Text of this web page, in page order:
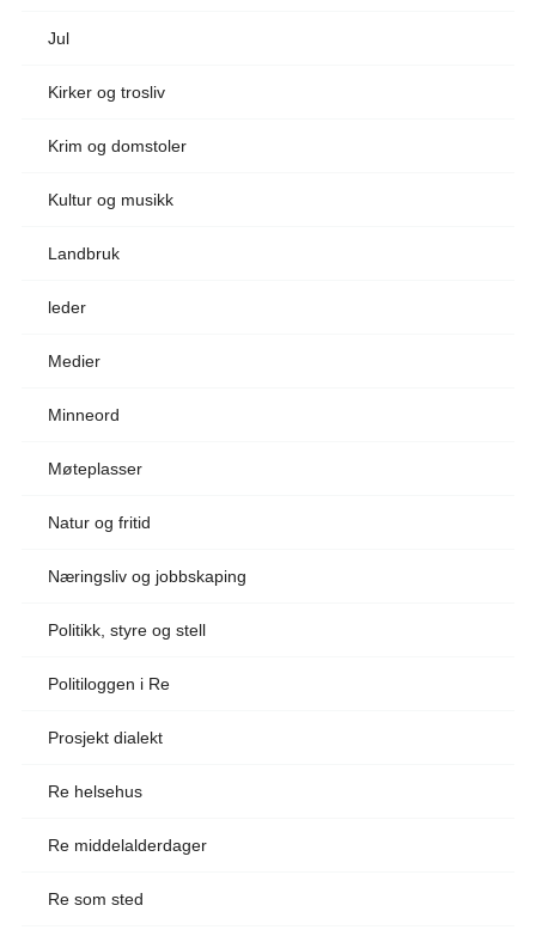
Jul
Kirker og trosliv
Krim og domstoler
Kultur og musikk
Landbruk
leder
Medier
Minneord
Møteplasser
Natur og fritid
Næringsliv og jobbskaping
Politikk, styre og stell
Politiloggen i Re
Prosjekt dialekt
Re helsehus
Re middelalderdager
Re som sted